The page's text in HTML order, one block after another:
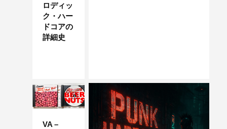
ロディッ
ク・ハー
ドコアの
詳細史
VA –